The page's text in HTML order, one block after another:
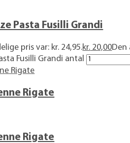
Pasta Fusilli Grandi
pris var: kr. 24,95.kr. 20,00Den
Fusilli Grandi antal
Rigate
Rigate